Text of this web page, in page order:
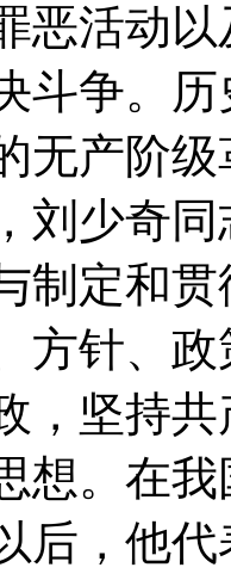
恶活动
斗争。
无产阶
少奇同
制定和
方针、
，坚持
想。在
后，他